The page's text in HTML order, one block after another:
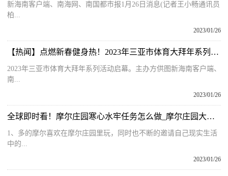
新海南客户端、南海网、南国都市报1月26日消息(记者王小畅通讯员
柏...
2023/01/26
【热闻】点燃新春健身热！2023年三亚市体育大拜年系列活动启幕
2023年三亚市体育大拜年系列活动启幕。主办方供图新海南客户端、
南...
2023/01/26
全球即时看！摩尔庄园寒心水牢任务怎么做_摩尔庄园大使任务
1、多的摩尔喜欢在摩尔庄园里玩，同时也不断的邀请自己现实生活
中的...
2023/01/26